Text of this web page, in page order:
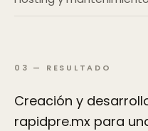
03 — RESULTADO
Creación y
rapidpre.mx para